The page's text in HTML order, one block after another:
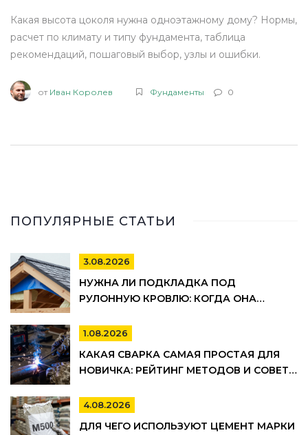
Какая высота цоколя нужна одноэтажному дому? Нормы,
расчет по климату и типу фундамента, таблица
рекомендаций, пошаговый выбор, узлы и ошибки.
от Иван Королев Фундаменты 0
ПОПУЛЯРНЫЕ СТАТЬИ
3.08.2026
НУЖНА ЛИ ПОДКЛАДКА ПОД
РУЛОННУЮ КРОВЛЮ: КОГДА ОНА
СЭКОНОМИТЬ
1.08.2026
КАКАЯ СВАРКА САМАЯ ПРОСТАЯ ДЛЯ
НОВИЧКА: РЕЙТИНГ МЕТОДОВ И СОВЕТЫ
4.08.2026
ДЛЯ ЧЕГО ИСПОЛЬЗУЮТ ЦЕМЕНТ МАРКИ